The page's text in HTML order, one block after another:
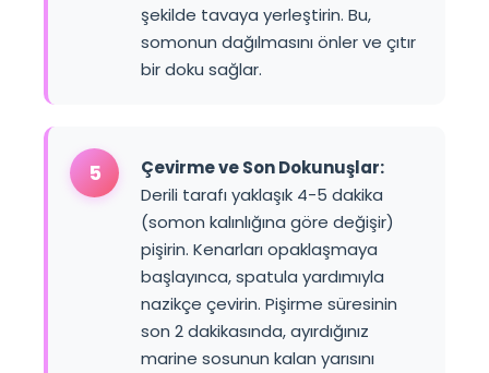
şekilde tavaya yerleştirin. Bu,
somonun dağılmasını önler ve çıtır
bir doku sağlar.
5
Çevirme ve Son Dokunuşlar:
Derili tarafı yaklaşık 4-5 dakika
(somon kalınlığına göre değişir)
pişirin. Kenarları opaklaşmaya
başlayınca, spatula yardımıyla
nazikçe çevirin. Pişirme süresinin
son 2 dakikasında, ayırdığınız
marine sosunun kalan yarısını